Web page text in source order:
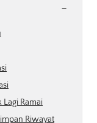
-
Lagi Ramai
Riwayat